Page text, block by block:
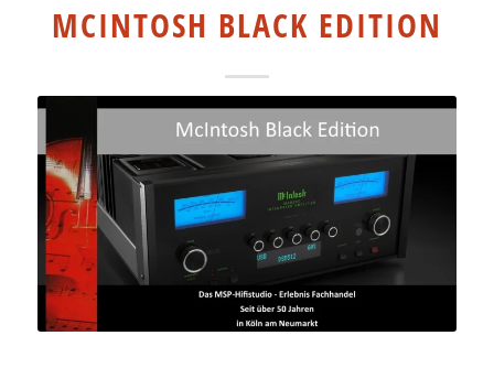
MCINTOSH BLACK EDITION